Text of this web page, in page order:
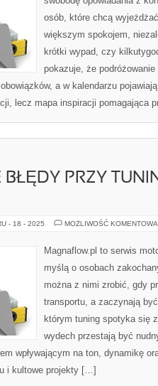
osób, które chcą
większym spokojem,
krótki wypad, czy
pokazuje, że
a w kalendarzu
lecz mapa inspiracji pomagająca
BŁĘDY PRZY
- 18 - 2025 MOŻLIWOŚĆ
Magnaflow.pl to serwis
myślą o osobach
można z nimi zrobić, gdy
transportu, a zaczynają
którym tuning spotyka się
wydech przestają być
wpływającym na ton, dynamikę
i kultowe projekty […]